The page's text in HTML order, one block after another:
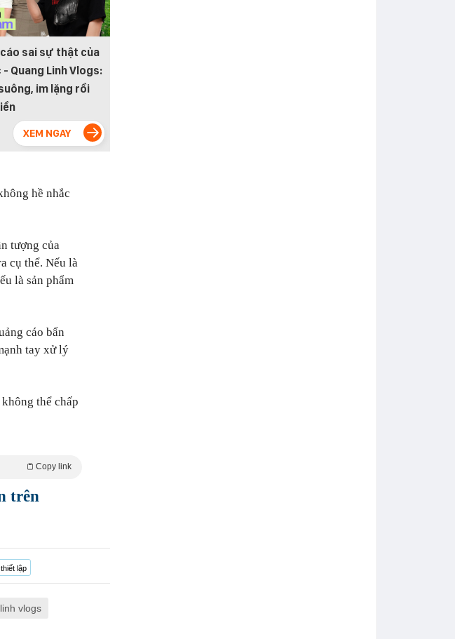
sai sự thật của
- Quang Linh Vlogs:
im lặng rồi
hề nhắc
tượng của
cụ thể. Nếu là
là sản phẩm
cáo bẩn
tay xử lý
thể chấp
Copy link
trên
lập
vlogs